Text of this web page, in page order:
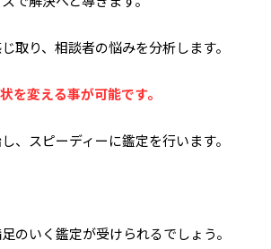
取り、相談者の悩みを分析します。
を変える事が可能です。
、スピーディーに鑑定を行います。
のいく鑑定が受けられるでしょう。